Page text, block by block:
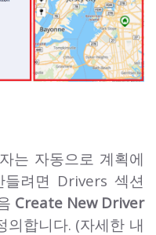
는 자동으로 계획에
려면 Drivers 섹션
Create New Driver
의합니다. (자세한 내